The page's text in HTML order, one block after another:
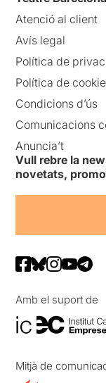
Atenció al client
Avís legal
Política de
Política de
Condicions d’ús
Comunicacions
Anuncia’t
Vull rebre la
novetats,
Amb el suport de
Mitjà de